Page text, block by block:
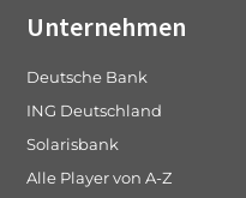
Unternehmen
Deutsche Bank
ING Deutschland
Solarisbank
Alle Player von A-Z